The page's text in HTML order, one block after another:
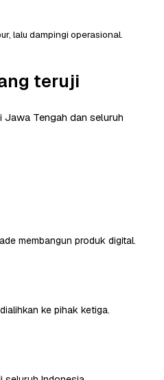
lalu dampingi operasional.
teruji
Tengah dan seluruh
membangun produk digital.
ke pihak ketiga.